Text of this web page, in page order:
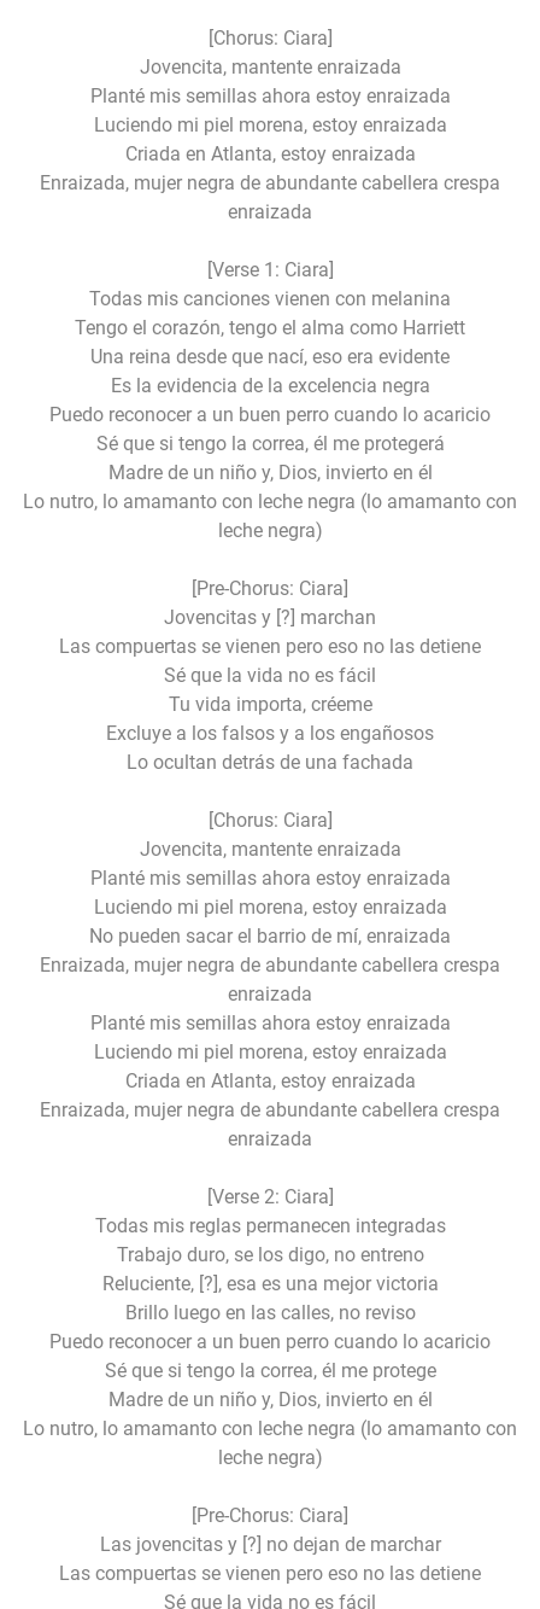
[Chorus: Ciara]
Jovencita, mantente enraizada
Planté mis semillas ahora estoy enraizada
Luciendo mi piel morena, estoy enraizada
Criada en Atlanta, estoy enraizada
Enraizada, mujer negra de abundante cabellera crespa
enraizada
[Verse 1: Ciara]
Todas mis canciones vienen con melanina
Tengo el corazón, tengo el alma como Harriett
Una reina desde que nací, eso era evidente
Es la evidencia de la excelencia negra
Puedo reconocer a un buen perro cuando lo acaricio
Sé que si tengo la correa, él me protegerá
Madre de un niño y, Dios, invierto en él
Lo nutro, lo amamanto con leche negra (lo amamanto con
leche negra)
[Pre-Chorus: Ciara]
Jovencitas y [?] marchan
Las compuertas se vienen pero eso no las detiene
Sé que la vida no es fácil
Tu vida importa, créeme
Excluye a los falsos y a los engañosos
Lo ocultan detrás de una fachada
[Chorus: Ciara]
Jovencita, mantente enraizada
Planté mis semillas ahora estoy enraizada
Luciendo mi piel morena, estoy enraizada
No pueden sacar el barrio de mí, enraizada
Enraizada, mujer negra de abundante cabellera crespa
enraizada
Planté mis semillas ahora estoy enraizada
Luciendo mi piel morena, estoy enraizada
Criada en Atlanta, estoy enraizada
Enraizada, mujer negra de abundante cabellera crespa
enraizada
[Verse 2: Ciara]
Todas mis reglas permanecen integradas
Trabajo duro, se los digo, no entreno
Reluciente, [?], esa es una mejor victoria
Brillo luego en las calles, no reviso
Puedo reconocer a un buen perro cuando lo acaricio
Sé que si tengo la correa, él me protege
Madre de un niño y, Dios, invierto en él
Lo nutro, lo amamanto con leche negra (lo amamanto con
leche negra)
[Pre-Chorus: Ciara]
Las jovencitas y [?] no dejan de marchar
Las compuertas se vienen pero eso no las detiene
Sé que la vida no es fácil